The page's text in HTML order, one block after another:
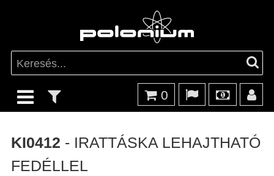
0
KI0412 - IRATTÁSKA LEHAJTHATÓ
FEDÉLLEL